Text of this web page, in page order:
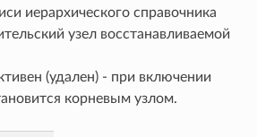
иерархического справочника
узел восстанавливаемой
(удален) - при включении
корневым узлом.